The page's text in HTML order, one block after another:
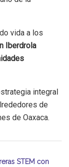
vida a los
Iberdrola
integral
de
de Oaxaca.
STEM con